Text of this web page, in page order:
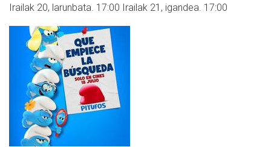
Irailak 20, larunbata. 17:00 Irailak 21, igandea. 17:00